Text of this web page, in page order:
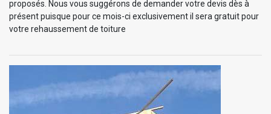
proposés. Nous vous suggérons de demander votre devis dès à
présent puisque pour ce mois-ci exclusivement il sera gratuit pour
votre rehaussement de toiture